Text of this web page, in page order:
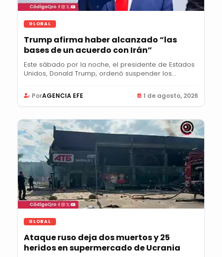
GLOBAL
Trump afirma haber alcanzado “las
bases de un acuerdo con Irán”
Este sábado por la noche, el presidente de Estados
Unidos, Donald Trump, ordenó suspender los...
PorAGENCIA EFE 1 de agosto, 2026
GLOBAL
Ataque ruso deja dos muertos y 25
heridos en supermercado de Ucrania